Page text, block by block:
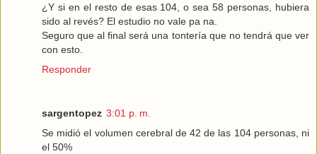
¿Y si en el resto de esas 104, o sea 58 personas, hubiera
sido al revés? El estudio no vale pa na.
Seguro que al final será una tontería que no tendrá que ver
con esto.
Responder
sargentopez 3:01 p. m.
Se midió el volumen cerebral de 42 de las 104 personas, ni
el 50%